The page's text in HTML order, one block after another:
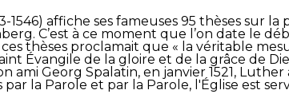
1546) affiche ses fameuses 95 thèses sur la
C’est à ce moment que l’on date le
thèses proclamait que « la véritable
Évangile de la gloire et de la grâce de
ami Georg Spalatin, en janvier 1521, Luther
la Parole et par la Parole, l'Église est